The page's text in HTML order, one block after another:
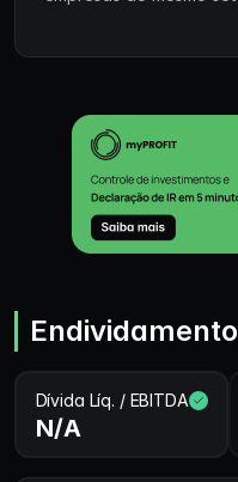
Endividamento
Dívida Líq. / EBITDA
N/A